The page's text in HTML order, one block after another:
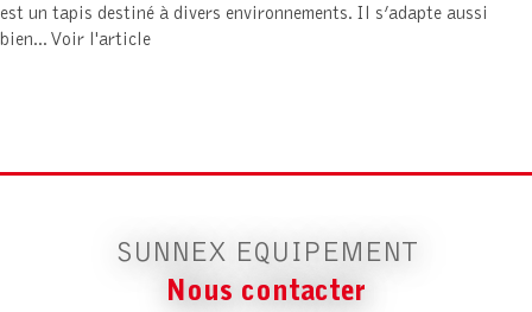
est un tapis destiné à divers environnements. Il s’adapte aussi
bien... Voir l'article
SUNNEX EQUIPEMENT
Nous contacter